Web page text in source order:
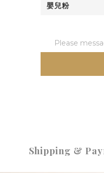
Please
Shipping &